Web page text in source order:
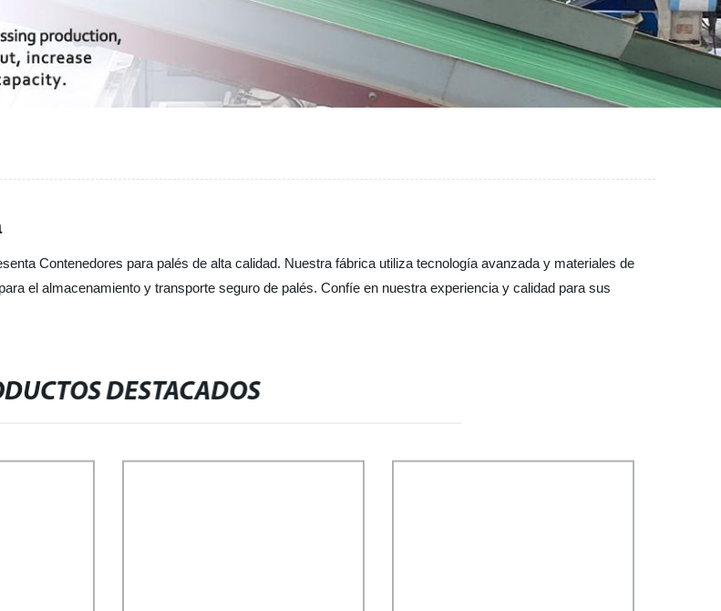
Contenedores para palés de alta calidad. Nuestra fábrica utiliza tecnología avanzada y materiales de
el almacenamiento y transporte seguro de palés. Confíe en nuestra experiencia y calidad para sus
DESTACADOS